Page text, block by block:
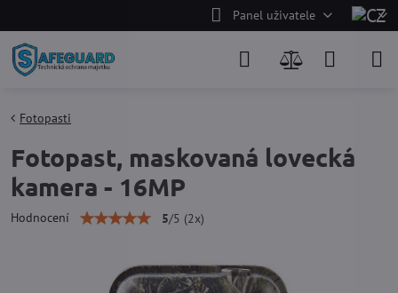
Panel uživatele
Fotopasti
Fotopast, maskovaná lovecká
kamera - 16MP
Hodnocení 5/5 (2x)